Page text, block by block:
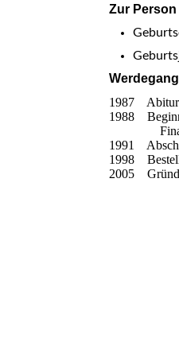
Zur Person
Werdegang
1987 Abitur
1988
1991
1998
2005